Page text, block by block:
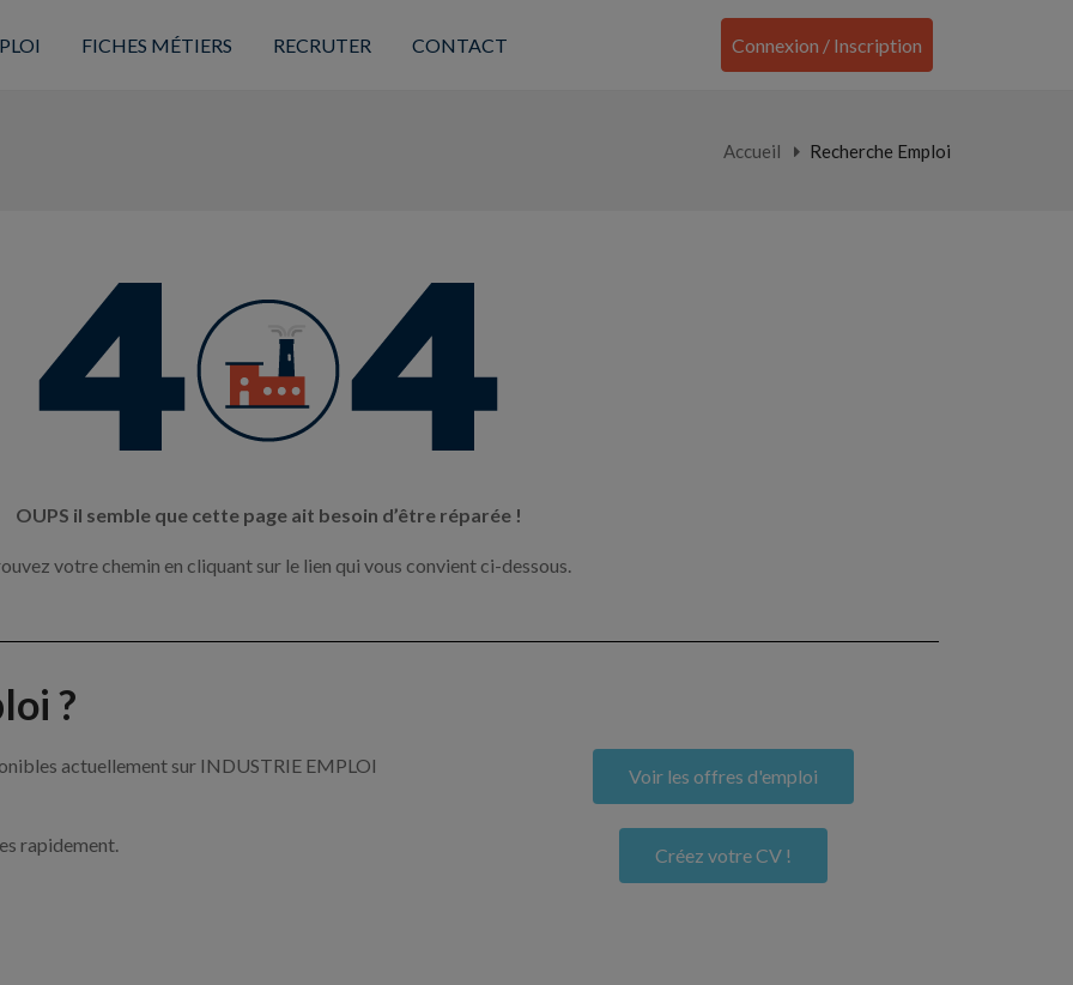
FICHES MÉTIERS RECRUTER CONTACT Connexion / Inscription
Accueil Recherche Emploi
OUPS il semble que cette page ait besoin d’être réparée !
votre chemin en cliquant sur le lien qui vous convient ci-dessous.
?
actuellement sur INDUSTRIE EMPLOI Voir les offres d'emploi
rapidement. Créez votre CV !